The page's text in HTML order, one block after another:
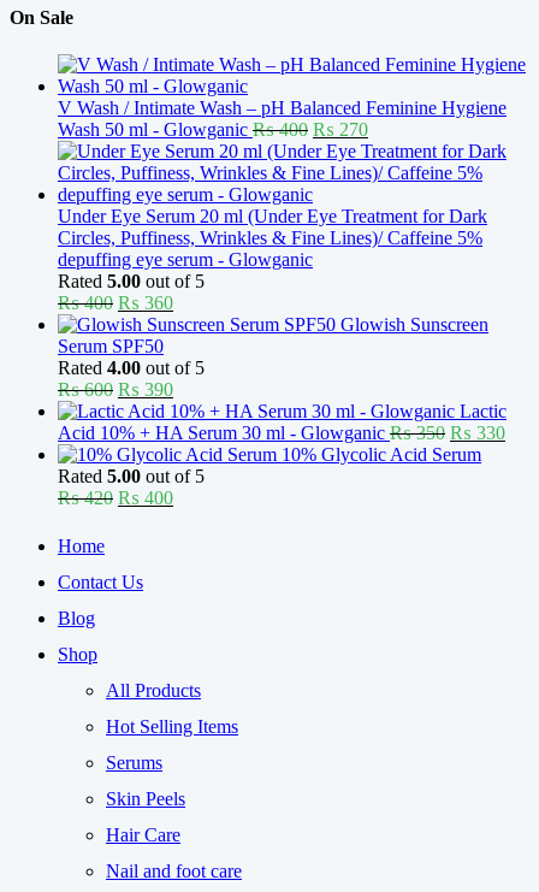
On Sale
V Wash / Intimate Wash – pH Balanced Feminine Hygiene
Wash 50 ml - Glowganic ₨400 Original
price
was:
₨ 400.
₨ 270Current
price
is:
Under Eye Serum 20 ml (Under Eye Treatment for Dark
Circles, Puffiness, Wrinkles & Fine Lines)/ Caffeine 5%
depuffing eye serum - Glowganic
Rated 5.00 out of 5
₨400 Original
price
was:
₨ 400.
₨ 360Current
price
₨ 360.
Glowish Sunscreen
Serum SPF50
Rated 4.00 out of 5
₨600 Original
price
was:
₨ 600.
₨ 390Current
price
is:
₨ 390.
Lactic
Acid 10% + HA Serum 30 ml - Glowganic ₨350 Original
price
₨ 330
10% Glycolic Acid Serum
Rated 5.00 out of 5
₨420 Original
₨ 400Current
Home
Contact Us
Blog
Shop
All Products
Hot Selling Items
Serums
Skin Peels
Hair Care
Nail and foot care